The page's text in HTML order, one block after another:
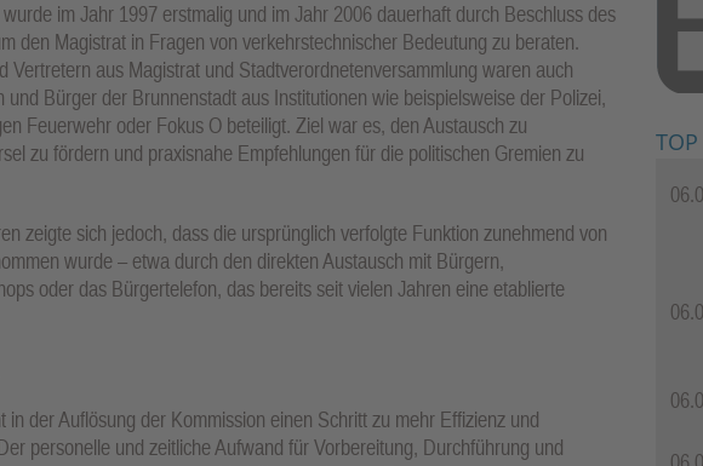
im Jahr 1997 erstmalig und im Jahr 2006 dauerhaft durch Beschluss des
den Magistrat in Fragen von verkehrstechnischer Bedeutung zu beraten.
Vertretern aus Magistrat und Stadtverordnetenversammlung waren auch
und Bürger der Brunnenstadt aus Institutionen wie beispielsweise der Polizei,
Feuerwehr oder Fokus O beteiligt. Ziel war es, den Austausch zu
zu fördern und praxisnahe Empfehlungen für die politischen Gremien zu
zeigte sich jedoch, dass die ursprünglich verfolgte Funktion zunehmend von
wurde – etwa durch den direkten Austausch mit Bürgern,
oder das Bürgertelefon, das bereits seit vielen Jahren eine etablierte
in der Auflösung der Kommission einen Schritt zu mehr Effizienz und
personelle und zeitliche Aufwand für Vorbereitung, Durchführung und
TOP